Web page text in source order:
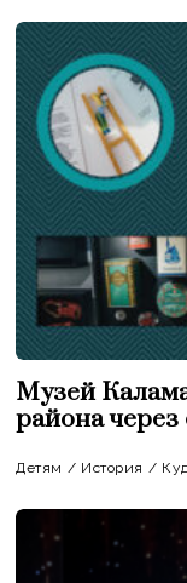
Музей
района
Детям / История /